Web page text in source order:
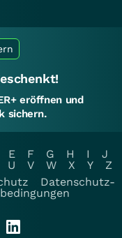
eröffnen und
sichern.
E F G H I
J
U V W X Y
Z
Datenschutz-